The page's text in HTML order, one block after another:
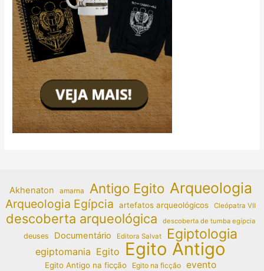
Akhenaton amarna Antigo Egito Arqueologia
Arqueologia Egípcia artefatos arqueológicos Cleópatra VII
descoberta arqueológica descoberta de tumba egípcia
deuses Documentário Editora Salvat Egiptologia
egiptomania Egito Egito Antigo
Egito Antigo na ficção Egito na ficção evento